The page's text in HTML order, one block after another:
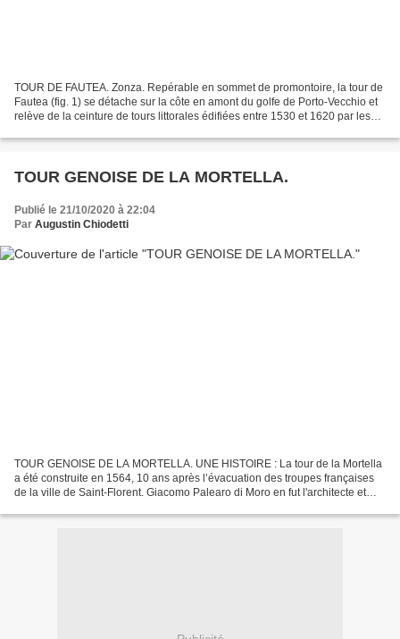
TOUR DE FAUTEA. Zonza. Repérable en sommet de promontoire, la tour de
Fautea (fig. 1) se détache sur la côte en amont du golfe de Porto-Vecchio et
relève de la ceinture de tours littorales édifiées entre 1530 et 1620 par les
TOUR GENOISE DE LA MORTELLA.
Publié le 21/10/2020 à 22:04
Par Augustin Chiodetti
TOUR GENOISE DE LA MORTELLA. UNE HISTOIRE : La tour de la Mortella
a été construite en 1564, 10 ans après l’évacuation des troupes françaises
de la ville de Saint-Florent. Giacomo Palearo di Moro en fut l'architecte et